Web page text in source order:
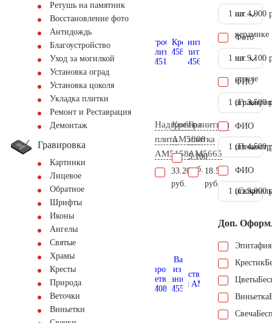
Ретушь на памятник
Восстановление фото
Антидождь
Благоустройство
Уход за могилкой
Установка оград
Установка цоколя
Укладка плитки
Ремонт и Реставрация
Демонтаж
Гравировка
Картинки
Лицевое
Обратное
Шрифты
Иконы
Ангелы
Святые
Храмы
Кресты
Природа
Веточки
Виньетки
Надгробная
плита
AM5158
33.200
руб.
Крест
AM5808
5.100
руб.
Гранитная
плитка
AM5665
18.500
руб.
на
керамике
1 шт. 4.900
Фото
на
стекле
1 шт. 9.100
ФИО
1 шт.3.500
ФИО
1 шт.4.500
ФИО
1 шт.9.000
Доп.
Эпитафия
Крестик
Цветы
Виньетка
Свеча